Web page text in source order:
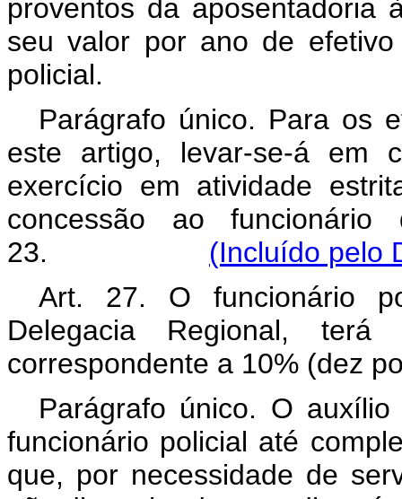
proventos da
seu valor por ano de
policial.
Parágrafo único. Para os
este artigo, levar-se-á em
exercício em atividade
concessão ao
23. (Incluído pelo
Art. 27. O funcionário
Delegacia Regional,
correspondente a 10% (dez
Parágrafo único. O
funcionário policial até
que, por necessidade de